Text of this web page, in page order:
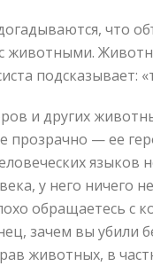
что
животными.
подсказывает:
и других
прозрачно — ее
языков
у него
обращаетесь с
зачем вы убили
животных, в